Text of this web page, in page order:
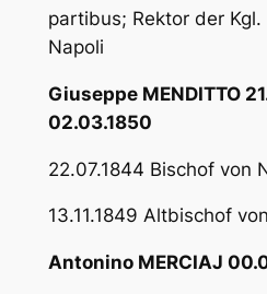
partibus; Rektor der
Napoli
Giuseppe MENDITTO
02.03.1850
22.07.1844 Bischof von
13.11.1849 Altbischof
Antonino MERCIAJ